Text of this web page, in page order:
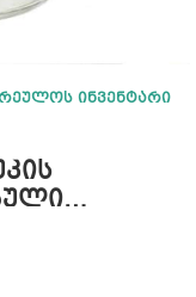
ინვენტარი